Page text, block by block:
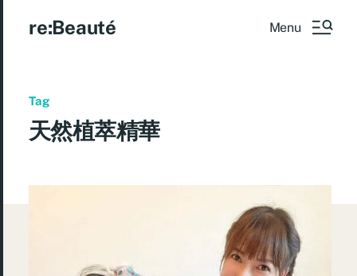
re:Beauté Menu
Tag
天然植萃精華